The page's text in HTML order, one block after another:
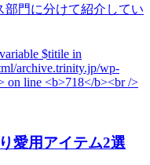
部門に分けて紹介してい
愛用アイテム2選